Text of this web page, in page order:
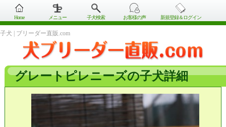
Home メニュー 子犬検索 お客様の声 新規登録＆ログイン
子犬 | ブリーダー直販.com
グレートピレニーズの子犬詳細